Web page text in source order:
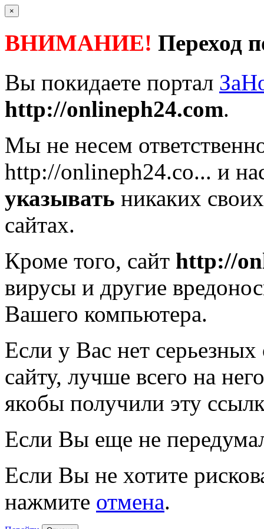
×
ВНИМАНИЕ! Переход
Вы покидаете портал
http://onlineph24.com.
Мы не несем
http://onlineph24.co... и
указывать никаких
сайтах.
Кроме того, сайт http://
вирусы и другие
Вашего компьютера.
Если у Вас нет
сайту, лучше всего на
якобы получили эту
Если Вы еще не
Если Вы не хотите
нажмите отмена.